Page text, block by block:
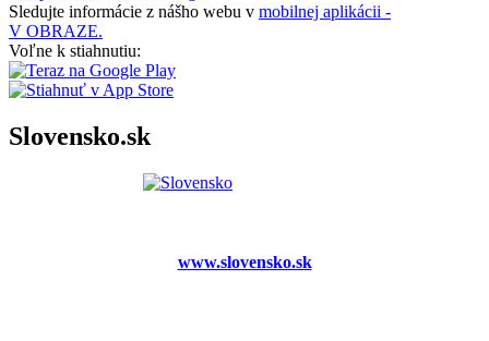
Sledujte informácie z nášho webu v mobilnej aplikácii -
V OBRAZE.
Voľne k stiahnutiu:
Slovensko.sk
www.slovensko.sk